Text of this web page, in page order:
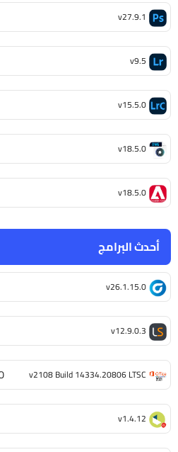
أحدث البرامج
v26.1.15.0
v12.9.0.3
v2108 Build 14334.20806 LTSC
v1.4.12
v27.9.1
v9.5
v15.5.0
v18.5.0
v18.5.0